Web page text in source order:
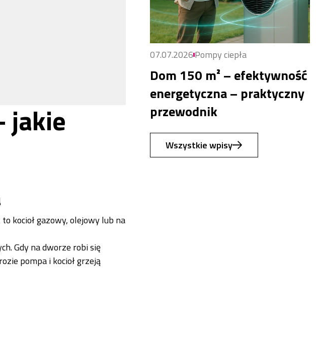
jakie
kocioł gazowy, olejowy lub na
Gdy na dworze robi się
pompa i kocioł grzeją
07.07.2026Pompy ciepła
Dom 150 m² – efektywność
energetyczna – praktyczny
przewodnik
Wszystkie wpisy